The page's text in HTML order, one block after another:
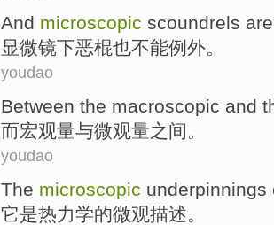
And microscopic scoundrels
显微镜下恶棍也不能例外。
youdao
Between the macroscopic and
而宏观量与微观量之间。
youdao
The microscopic underpinnings
它是热力学的微观描述。